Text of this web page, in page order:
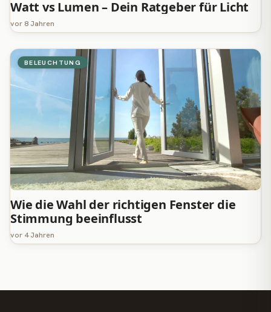
Watt vs Lumen – Dein Ratgeber für Licht
vor 8 Jahren
BELEUCHTUNG
Wie die Wahl der richtigen Fenster die
Stimmung beeinflusst
vor 4 Jahren